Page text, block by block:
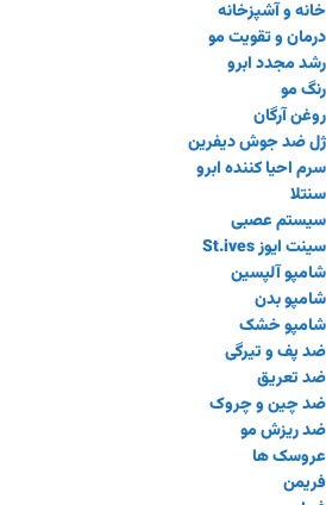
خانه و آشپزخانه
درمان و تقویت مو
رشد مجدد ابرو
رنگ مو
روغن آرگان
ژل ضد جوش دیفرین
سرم احیا کننده ابرو
سنتلا
سیستم عصبی
سینت ایوز St.ives
شامپو آلپسین
شامپو بدن
شامپو خشک
ضد پف و تیرگی
ضد تعریق
ضد چین و چروک
ضد ریزش مو
عروسک ها
فریمن